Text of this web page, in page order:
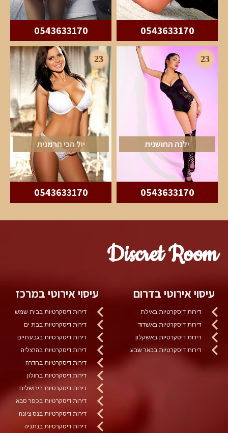
0543633170
0543633170
23
ילנה החושנית
0543633170
23
יול הכי חרמנית
0543633170
Discret Room
עיסוי אירוטי בדרום
דירות דיסקרטיות באילת
דירות דיסקרטיות באשדוד
דירות דיסקרטיות באשקלון
דירות דיסקרטיות בבאר שבע
עיסוי אירוטי במרכז
דירות דיסקרטיות בבית שמש
דירות דיסקרטיות בבת ים
דירות דיסקרטיות בגבעתיים
דירות דיסקרטיות בהרצליה
דירות דיסקרטיות בחדרה
דירות דיסקרטיות בחולון
דירות דיסקרטיות בירושלים
דירות דיסקרטיות בכפר סבא
דירות דיסקרטיות בנס ציונה
דירות דיסקרטיות בנתניה